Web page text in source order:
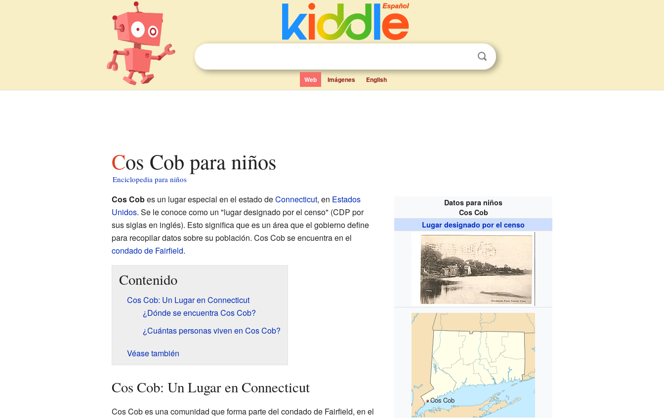
Web Imágenes English
Cos Cob para niños
Enciclopedia para niños
Datos para niños
Cos Cob
Lugar designado por el censo
Cos Cob
Cos Cobes un lugar especial en el estado deConnecticut, en Estados
Unidos. Se le conoce como un "lugar designado por el censo" (CDP por
sus siglas en inglés). Esto significa que es un área que el gobierno define
para recopilar datos sobre su población. Cos Cob se encuentra en el
condado de Fairfield.
Contenido
Cos Cob: Un Lugar en Connecticut
¿Dónde se encuentra Cos Cob?
¿Cuántas personas viven en Cos Cob?
Véase también
Cos Cob: Un Lugar en Connecticut
Cos Cob es una comunidad que forma parte del condado de Fairfield, en el